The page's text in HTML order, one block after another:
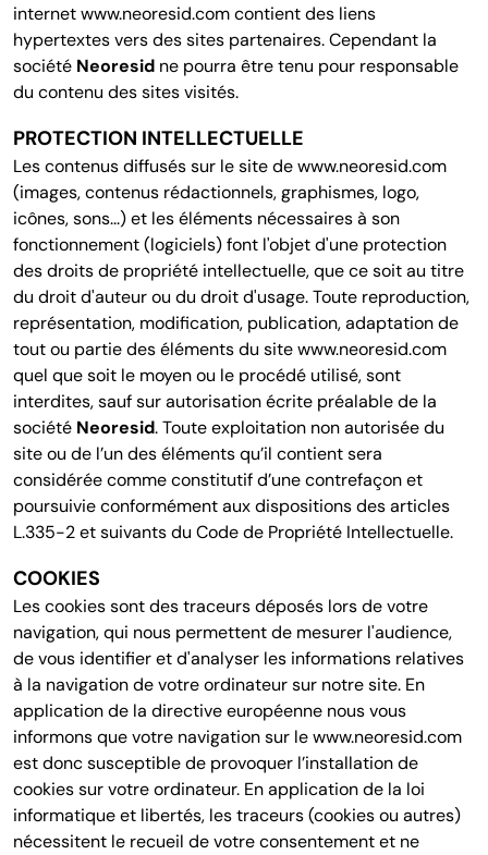
internet www.neoresid.com contient des liens
hypertextes vers des sites partenaires. Cependant la
société Neoresid ne pourra être tenu pour responsable
du contenu des sites visités.
PROTECTION INTELLECTUELLE
Les contenus diffusés sur le site de www.neoresid.com
(images, contenus rédactionnels, graphismes, logo,
icônes, sons...) et les éléments nécessaires à son
fonctionnement (logiciels) font l'objet d'une protection
des droits de propriété intellectuelle, que ce soit au titre
du droit d'auteur ou du droit d'usage. Toute reproduction,
représentation, modification, publication, adaptation de
tout ou partie des éléments du site www.neoresid.com
quel que soit le moyen ou le procédé utilisé, sont
interdites, sauf sur autorisation écrite préalable de la
société Neoresid. Toute exploitation non autorisée du
site ou de l’un des éléments qu’il contient sera
considérée comme constitutif d’une contrefaçon et
poursuivie conformément aux dispositions des articles
L.335-2 et suivants du Code de Propriété Intellectuelle.
COOKIES
Les cookies sont des traceurs déposés lors de votre
navigation, qui nous permettent de mesurer l'audience,
de vous identifier et d'analyser les informations relatives
à la navigation de votre ordinateur sur notre site. En
application de la directive européenne nous vous
informons que votre navigation sur le www.neoresid.com
est donc susceptible de provoquer l’installation de
cookies sur votre ordinateur. En application de la loi
informatique et libertés, les traceurs (cookies ou autres)
nécessitent le recueil de votre consentement et ne